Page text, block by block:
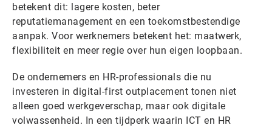
betekent dit: lagere kosten, beter
reputatiemanagement en een toekomstbestendige
aanpak. Voor werknemers betekent het: maatwerk,
flexibiliteit en meer regie over hun eigen loopbaan.
De ondernemers en HR-professionals die nu
investeren in digital-first outplacement tonen niet
alleen goed werkgeverschap, maar ook digitale
volwassenheid. In een tijdperk waarin ICT en HR